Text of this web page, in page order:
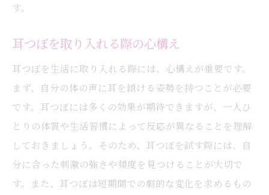
す。
耳つぼを取り入れる際の心構え
耳つぼを生活に取り入れる際には、心構えが重要です。
まず、自分の体の声に耳を傾ける姿勢を持つことが必要
です。耳つぼには多くの効果が期待できますが、一人ひ
とりの体質や生活習慣によって反応が異なることを理解
しておきましょう。そのため、耳つぼを試す際には、自
分に合った刺激の強さや頻度を見つけることが大切で
す。また、耳つぼは短期間での劇的な変化を求めるもの